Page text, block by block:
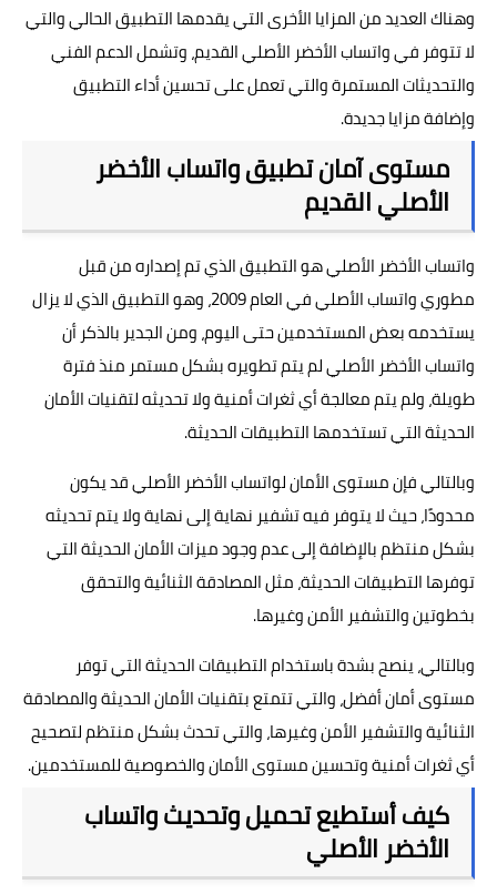
وهناك العديد من المزايا الأخرى التي يقدمها التطبيق الحالي والتي
لا تتوفر في واتساب الأخضر الأصلي القديم، وتشمل الدعم الفني
والتحديثات المستمرة والتي تعمل على تحسين أداء التطبيق
وإضافة مزايا جديدة.
مستوى آمان تطبيق واتساب الأخضر
الأصلي القديم
واتساب الأخضر الأصلي هو التطبيق الذي تم إصداره من قبل
مطوري واتساب الأصلي في العام 2009، وهو التطبيق الذي لا يزال
يستخدمه بعض المستخدمين حتى اليوم، ومن الجدير بالذكر أن
واتساب الأخضر الأصلي لم يتم تطويره بشكل مستمر منذ فترة
طويلة، ولم يتم معالجة أي ثغرات أمنية ولا تحديثه لتقنيات الأمان
الحديثة التي تستخدمها التطبيقات الحديثة.
وبالتالي فإن مستوى الأمان لواتساب الأخضر الأصلي قد يكون
محدودًا، حيث لا يتوفر فيه تشفير نهاية إلى نهاية ولا يتم تحديثه
بشكل منتظم بالإضافة إلى عدم وجود ميزات الأمان الحديثة التي
توفرها التطبيقات الحديثة، مثل المصادقة الثنائية والتحقق
بخطوتين والتشفير الأمن وغيرها.
وبالتالي، ينصح بشدة باستخدام التطبيقات الحديثة التي توفر
مستوى أمان أفضل، والتي تتمتع بتقنيات الأمان الحديثة والمصادقة
الثنائية والتشفير الأمن وغيرها، والتي تحدث بشكل منتظم لتصحيح
أي ثغرات أمنية وتحسين مستوى الأمان والخصوصية للمستخدمين.
كيف أستطيع تحميل وتحديث واتساب
الأخضر الأصلي